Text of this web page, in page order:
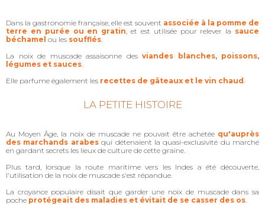
Dans la gastronomie française, elle est souvent associée à la pomme de
terre en purée ou en gratin , et est utilisée pour relever la sauce
béchamel ou les soufflés
La noix de muscade assaisonne des viandes blanches, poissons,
légumes et sauces
Elle parfume également les recettes de gâteaux et le vin chaud
LA PETITE HISTOIRE
Au Moyen Âge, la noix de muscade ne pouvait être achetée qu'auprès
des marchands arabesqui détenaient la quasi-exclusivité du marché
en gardant secrets les lieux de culture de cette graine.
Plus tard, lorsque la route maritime vers les Indes a été découverte,
l'utilisation de la noix de muscade s'est répandue.
La croyance populaire disait que garder une noix de muscade dans sa
poche protégeait des maladies et évitait de se casser des os